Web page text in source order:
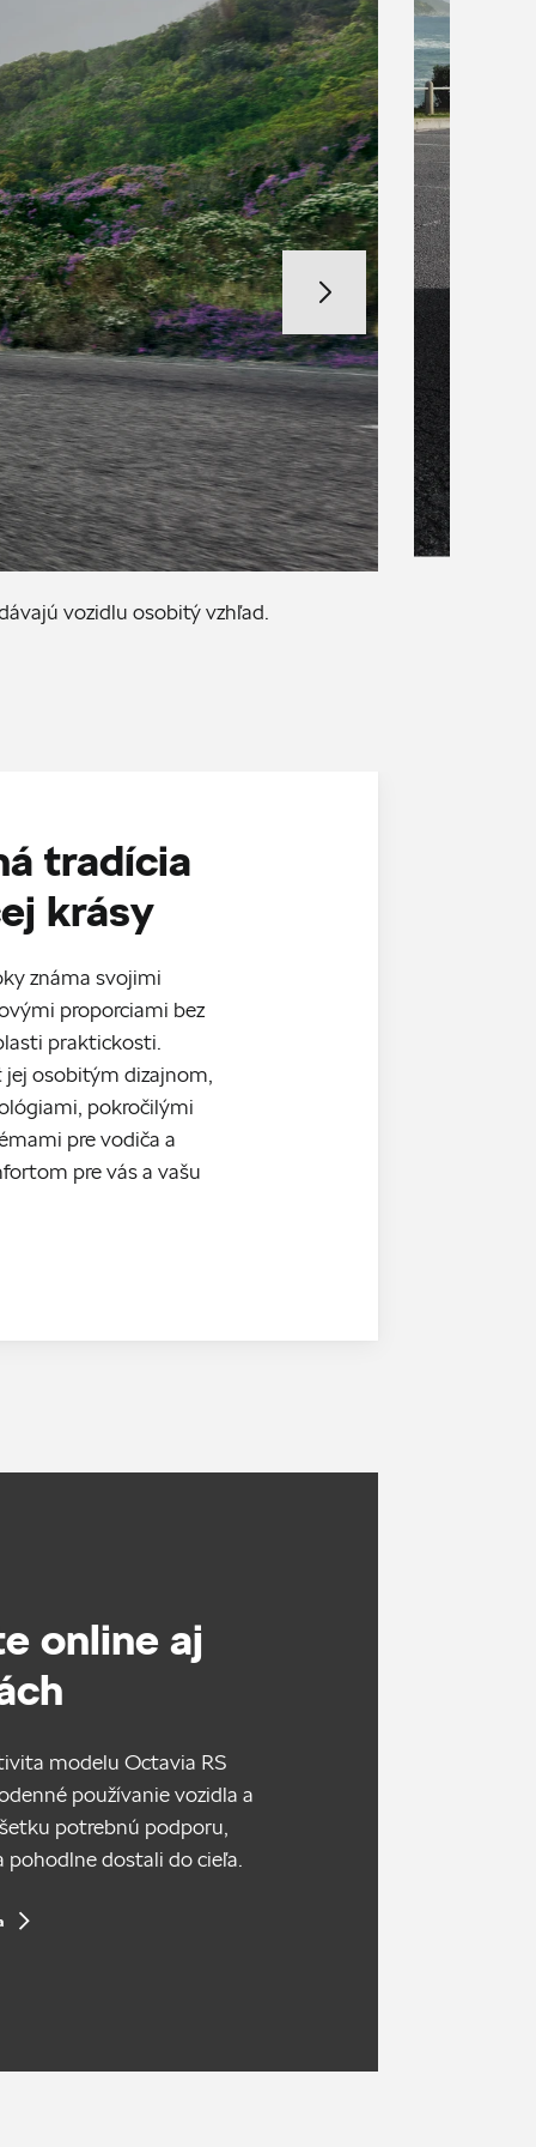
vozidlu osobitý vzhľad.
tradícia
krásy
známa svojimi
proporciami bez
praktickosti.
jej osobitým dizajnom,
pokročilými
pre vodiča a
pre vás a vašu
online aj
modelu Octavia RS
používanie vozidla a
potrebnú podporu,
pohodlne dostali do cieľa.